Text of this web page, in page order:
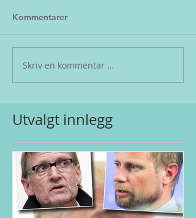
Kommentarer
Skriv en kommentar …
Utvalgt innlegg